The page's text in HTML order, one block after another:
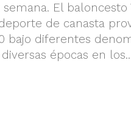
El baloncesto
de canasta
bajo diferentes
épocas en